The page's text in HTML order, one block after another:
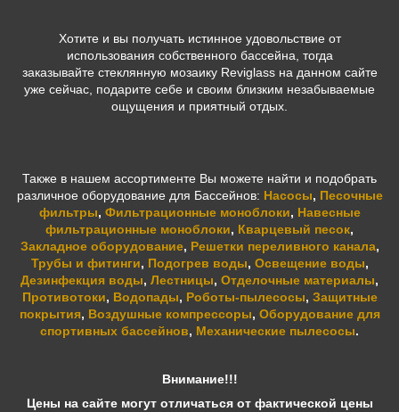
Хотите и вы получать истинное удовольствие от
использования собственного бассейна, тогда
заказывайте стеклянную мозаику Reviglass на данном сайте
уже сейчас, подарите себе и своим близким незабываемые
ощущения и приятный отдых.
Также в нашем ассортименте Вы можете найти и подобрать
различное оборудование для Бассейнов: Насосы, Песочные
фильтры, Фильтрационные моноблоки, Навесные
фильтрационные моноблоки, Кварцевый песок,
Закладное оборудование, Решетки переливного канала,
Трубы и фитинги, Подогрев воды, Освещение воды,
Дезинфекция воды, Лестницы, Отделочные материалы,
Противотоки, Водопады, Роботы-пылесосы, Защитные
покрытия, Воздушные компрессоры, Оборудование для
спортивных бассейнов, Механические пылесосы.
Внимание!!!
Цены на сайте могут отличаться от фактической цены